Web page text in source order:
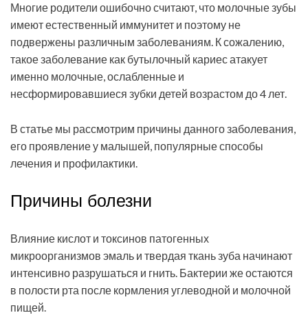
Многие родители ошибочно считают, что молочные зубы
имеют естественный иммунитет и поэтому не
подвержены различным заболеваниям. К сожалению,
такое заболевание как бутылочный кариес атакует
именно молочные, ослабленные и
несформировавшиеся зубки детей возрастом до 4 лет.
В статье мы рассмотрим причины данного заболевания,
его проявление у малышей, популярные способы
лечения и профилактики.
Причины болезни
Влияние кислот и токсинов патогенных
микроорганизмов эмаль и твердая ткань зуба начинают
интенсивно разрушаться и гнить. Бактерии же остаются
в полости рта после кормления углеводной и молочной
пищей.